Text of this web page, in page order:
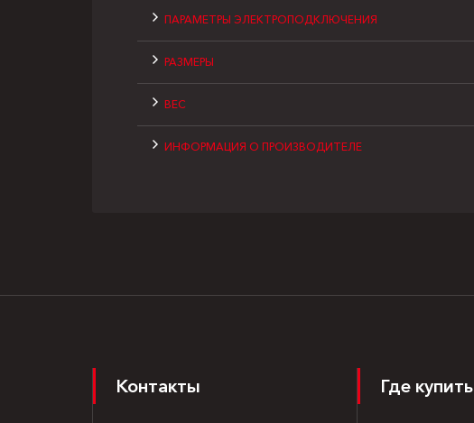
ПАРАМЕТРЫ ЭЛЕКТРОПОДКЛЮЧЕНИЯ
РАЗМЕРЫ
ВЕС
ИНФОРМАЦИЯ О ПРОИЗВОДИТЕЛЕ
Контакты Где купить